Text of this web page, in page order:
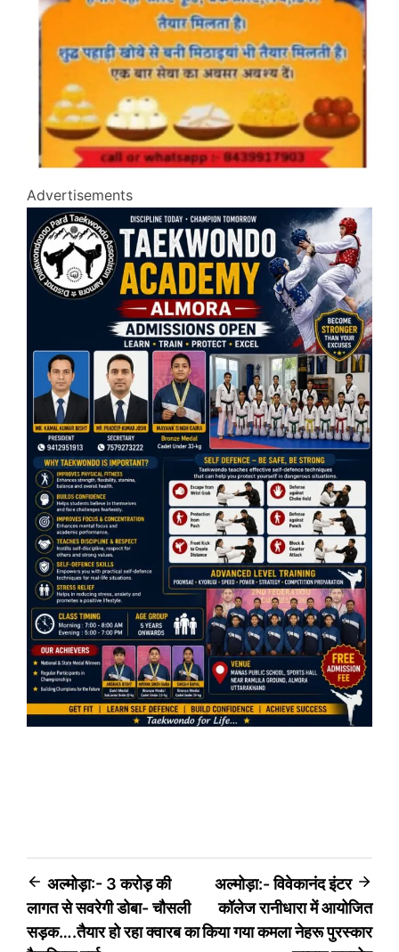
Advertisements
Post
navigation
अल्मोड़ा:- 3 करोड़ की
लागत से सवरेगी डोबा- चौसली
सड़क….तैयार हो रहा क्वारब का
अल्मोड़ा:- विवेकानंद इंटर
कॉलेज रानीधारा में आयोजित
किया गया कमला नेहरू पुरस्कार